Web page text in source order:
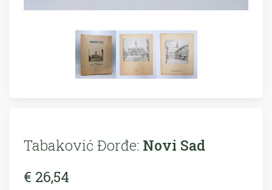
Tabaković Đorđe: Novi Sad
€ 26,54